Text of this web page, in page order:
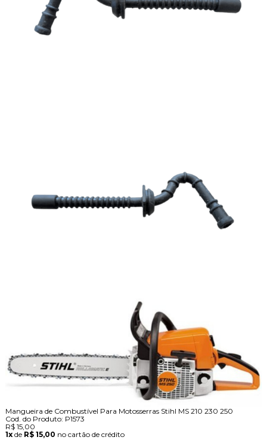
Mangueira de Combustível Para Motosserras Stihl MS 210 230 250
Cod. do Produto: P1573
R$ 15,00
1xde R$ 15,00 no cartão de crédito